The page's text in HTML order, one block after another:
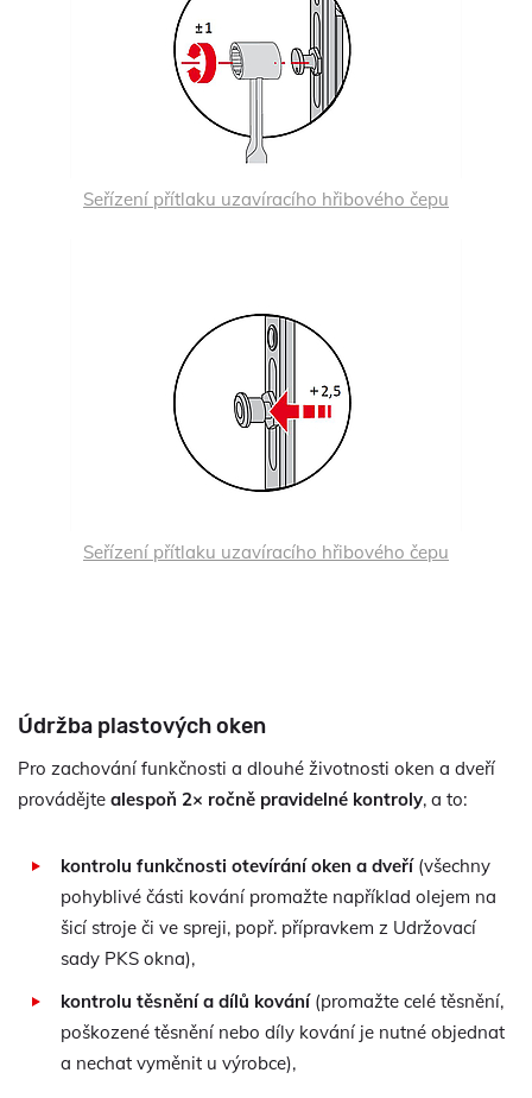
Seřízení přítlaku uzavíracího hřibového čepu
Seřízení přítlaku uzavíracího hřibového čepu
Údržba plastových oken
Pro zachování funkčnosti a dlouhé životnosti oken a dveří
provádějte alespoň 2× ročně pravidelné kontroly, a to:
kontrolu funkčnosti otevírání oken a dveří(všechny
pohyblivé části kování promažte například olejem na
šicí stroje či ve spreji, popř. přípravkem z Udržovací
sady PKS okna),
kontrolu těsnění a dílů kování(promažte celé těsnění,
poškozené těsnění nebo díly kování je nutné objednat
a nechat vyměnit u výrobce),